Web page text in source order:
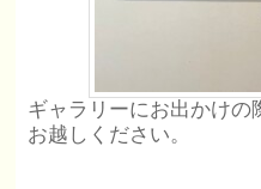
ギャラリーにお出かけの
お越しください。